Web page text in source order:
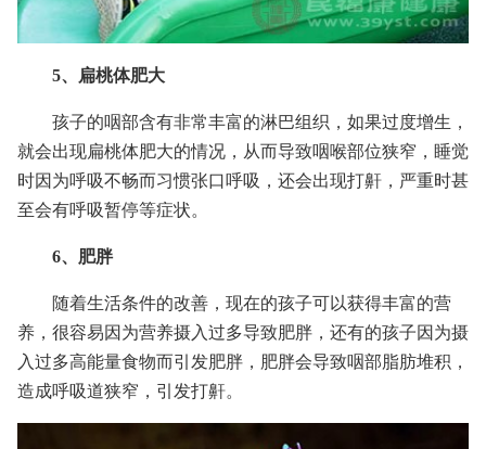
5、扁桃体肥大
孩子的咽部含有非常丰富的淋巴组织，如果过度增生，
就会出现扁桃体肥大的情况，从而导致咽喉部位狭窄，睡觉
时因为呼吸不畅而习惯张口呼吸，还会出现打鼾，严重时甚
至会有呼吸暂停等症状。
6、肥胖
随着生活条件的改善，现在的孩子可以获得丰富的营
养，很容易因为营养摄入过多导致肥胖，还有的孩子因为摄
入过多高能量食物而引发肥胖，肥胖会导致咽部脂肪堆积，
造成呼吸道狭窄，引发打鼾。